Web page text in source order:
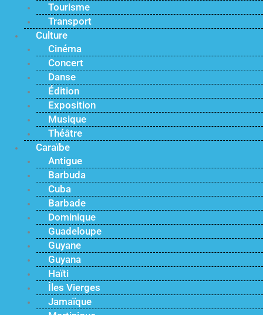
Tourisme
Transport
Culture
Cinéma
Concert
Danse
Édition
Exposition
Musique
Théâtre
Caraïbe
Antigue
Barbuda
Cuba
Barbade
Dominique
Guadeloupe
Guyane
Guyana
Haïti
Îles Vierges
Jamaïque